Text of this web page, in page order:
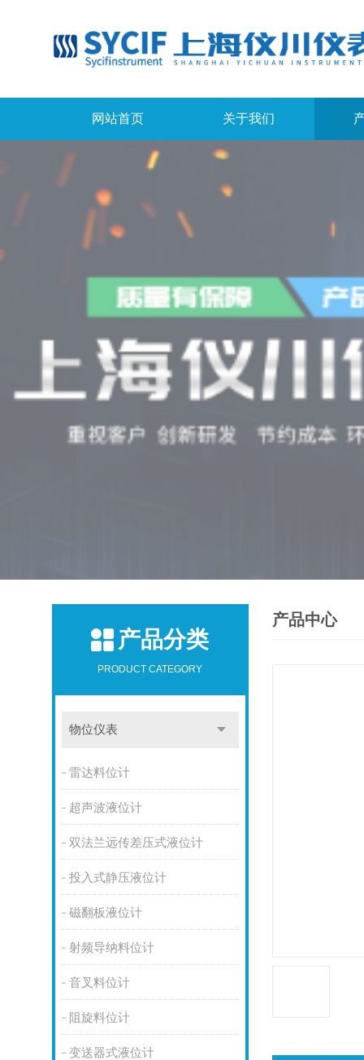
网站首页 关于我们
产品分类
PRODUCT CATEGORY
物位仪表
雷达料位计
超声波液位计
双法兰远传差压式液位计
投入式静压液位计
磁翻板液位计
射频导纳料位计
音叉料位计
阻旋料位计
变送器式液位计
产品中心